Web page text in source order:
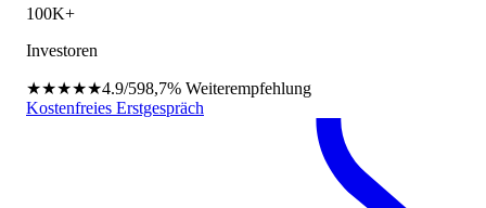
100K+
Investoren
★★★★★4.9/598,7% Weiterempfehlung
Kostenfreies Erstgespräch